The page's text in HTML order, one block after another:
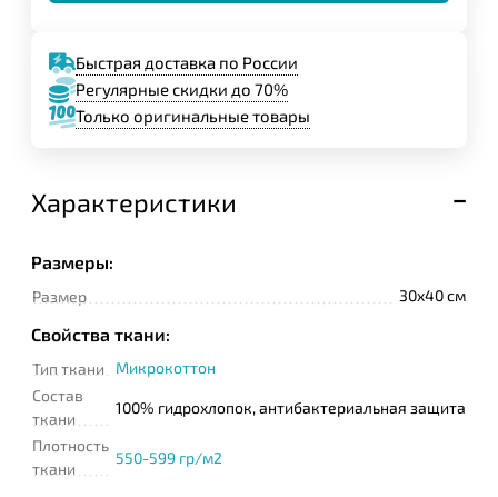
Быстрая доставка по России
Регулярные скидки до 70%
Только оригинальные товары
Характеристики
Размеры:
Размер 30x40 см
Свойства ткани:
Тип ткани
Микрокоттон
Состав
ткани
100% гидрохлопок, антибактериальная защита
Плотность
ткани
550-599 гр/м2